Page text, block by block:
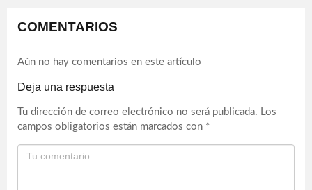
COMENTARIOS
Aún no hay comentarios en este artículo
Deja una respuesta
Tu dirección de correo electrónico no será publicada. Los
campos obligatorios están marcados con *